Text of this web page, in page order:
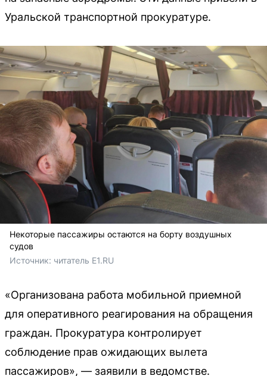
Уральской транспортной прокуратуре.
Некоторые пассажиры остаются на борту воздушных
судов
Источник: читатель E1.RU
«Организована работа мобильной приемной
для оперативного реагирования на обращения
граждан. Прокуратура контролирует
соблюдение прав ожидающих вылета
пассажиров», — заявили в ведомстве.